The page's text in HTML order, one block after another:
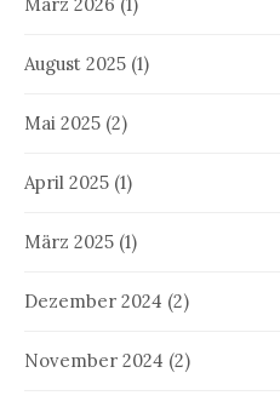
August 2025 (1)
Mai 2025 (2)
April 2025 (1)
März 2025 (1)
Dezember 2024 (2)
November 2024 (2)